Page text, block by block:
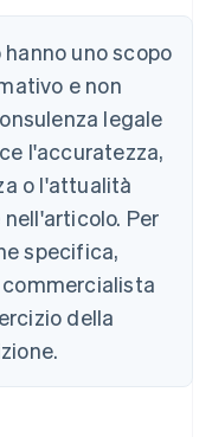
uno scopo
e non
legale
l'accuratezza,
o l'attualità
Per
specifica,
della